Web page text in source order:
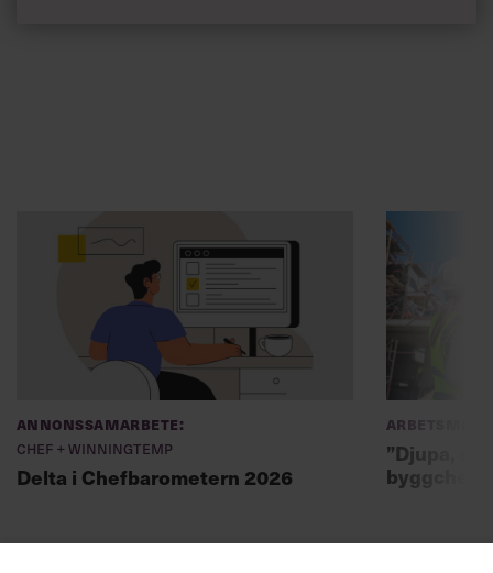
Annonssamarbete:
Chef + Winningtemp
Delta i Chefbarometern 2026
”Djupa,